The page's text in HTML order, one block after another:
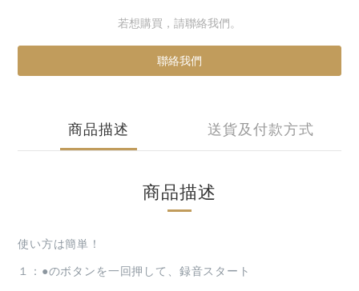
若想購買，請聯絡我們。
聯絡我們
商品描述 送貨及付款方式
商品描述
使い方は簡単！
１：●のボタンを一回押して、録音スタート